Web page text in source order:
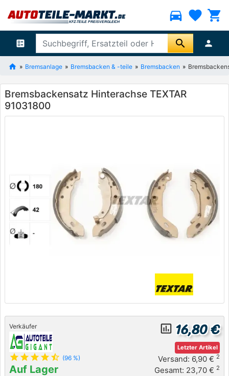
directions_car favorite shopping_cart
ballot search person
Bremsanlage Bremsbacken & -teile Bremsbacken
Bremsbackensatz Hinterachse TEXTAR
91031800
Verkäufer
star star star star star_half (96 %)
Auf Lager
insert_chart_outlined 16,80 €
Letzter Artikel
Versand: 6,90 € 2
Gesamt: 23,70 € 2